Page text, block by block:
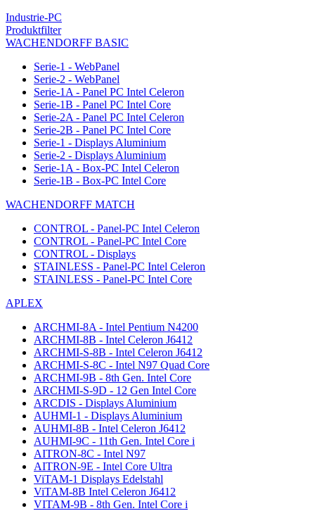
Industrie-PC
Produktfilter
WACHENDORFF BASIC
Serie-1 - WebPanel
Serie-2 - WebPanel
Serie-1A - Panel PC Intel Celeron
Serie-1B - Panel PC Intel Core
Serie-2A - Panel PC Intel Celeron
Serie-2B - Panel PC Intel Core
Serie-1 - Displays Aluminium
Serie-2 - Displays Aluminium
Serie-1A - Box-PC Intel Celeron
Serie-1B - Box-PC Intel Core
WACHENDORFF MATCH
CONTROL - Panel-PC Intel Celeron
CONTROL - Panel-PC Intel Core
CONTROL - Displays
STAINLESS - Panel-PC Intel Celeron
STAINLESS - Panel-PC Intel Core
APLEX
ARCHMI-8A - Intel Pentium N4200
ARCHMI-8B - Intel Celeron J6412
ARCHMI-S-8B - Intel Celeron J6412
ARCHMI-S-8C - Intel N97 Quad Core
ARCHMI-9B - 8th Gen. Intel Core
ARCHMI-S-9D - 12 Gen Intel Core
ARCDIS - Displays Aluminium
AUHMI-1 - Displays Aluminium
AUHMI-8B - Intel Celeron J6412
AUHMI-9C - 11th Gen. Intel Core i
AITRON-8C - Intel N97
AITRON-9E - Intel Core Ultra
ViTAM-1 Displays Edelstahl
ViTAM-8B Intel Celeron J6412
VITAM-9B - 8th Gen. Intel Core i